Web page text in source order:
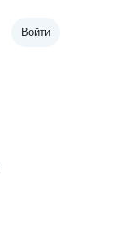
Войти